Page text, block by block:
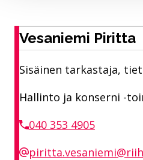
Vesaniemi Piritta
Sisäinen tarkastaja,
Hallinto ja konserni -
040 353 4905